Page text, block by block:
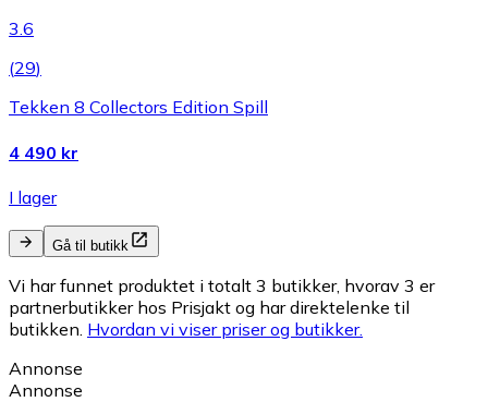
3.6
(29)
Tekken 8 Collectors Edition Spill
4 490 kr
I lager
Gå til butikk
Vi har funnet produktet i totalt 3 butikker, hvorav 3 er
partnerbutikker hos Prisjakt og har direktelenke til
butikken. Hvordan vi viser priser og butikker.
Annonse
Annonse